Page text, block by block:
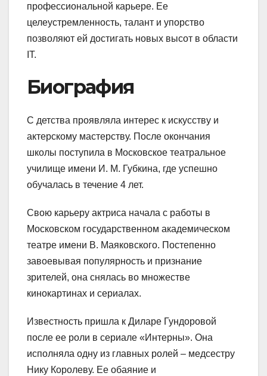
профессиональной карьере. Ее
целеустремленность, талант и упорство
позволяют ей достигать новых высот в области
IT.
Биография
С детства проявляла интерес к искусству и
актерскому мастерству. После окончания
школы поступила в Московское театральное
училище имени И. М. Губкина, где успешно
обучалась в течение 4 лет.
Свою карьеру актриса начала с работы в
Московском государственном академическом
театре имени В. Маяковского. Постепенно
завоевывая популярность и признание
зрителей, она снялась во множестве
кинокартинах и сериалах.
Известность пришла к Диларе Гундоровой
после ее роли в сериале «Интерны». Она
исполняла одну из главных ролей – медсестру
Нику Королеву. Ее обаяние и